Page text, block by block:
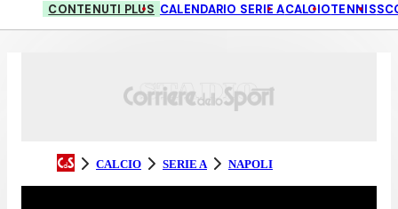
CONTENUTI PLUS CALENDARIO SERIE ACALCIOTENNIS
CALCIO SERIE A NAPOLI